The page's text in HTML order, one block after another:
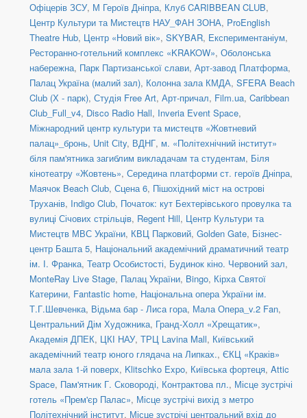
Офіцерів ЗСУ, М Героїв Дніпра, Клуб CARIBBEAN CLUB,
Центр Культури та Мистецтв НАУ_ФАН ЗОНА, ProEnglish
Theatre Hub, Центр «Новий вік», SKYBAR, Експериментаніум,
Ресторанно-готельний комплекс «KRAKOW», Оболонська
набережна, Парк Партизанської слави, Арт-завод Платформа,
Палац Україна (малий зал), Колонна зала КМДА, SFERA Beach
Club (Х - парк), Студія Free Art, Арт-причал, Film.ua, Caribbean
Club_Full_v4, Disco Radio Hall, Inveria Event Space,
Міжнародний центр культури та мистецтв «Жовтневий
палац»_бронь, Unit Сity, ВДНГ, м. «Політехнічний інститут»
біля пам'ятника загиблим викладачам та студентам, Біля
кінотеатру «Жовтень», Середина платформи ст. героїв Дніпра,
Маячок Beach Club, Сцена 6, Пішохідний міст на острові
Труханів, Indigo Club, Початок: кут Бехтерівського провулка та
вулиці Січових стрільців, Regent Hill, Центр Культури та
Мистецтв МВС України, КВЦ Парковий, Golden Gate, Бізнес-
центр Башта 5, Національний академічний драматичний театр
ім. І. Франка, Театр Особистості, Будинок кіно. Червоний зал,
MonteRay Live Stage, Палац України, Bingo, Кірха Святої
Катерини, Fantastic home, Національна опера України ім.
Т.Г.Шевченка, Відьма бар - Лиса гора, Мала Опера_v.2 Fan,
Центральний Дім Художника, Гранд-Холл «Хрещатик»,
Академія ДПЕК, ЦКІ НАУ, ТРЦ Lavina Mall, Київський
академічний театр юного глядача на Липках., ЄКЦ «Краків»
мала зала 1-й поверх, Klitschko Expo, Київська фортеця, Attic
Space, Пам'ятник Г. Сковороді, Контрактова пл., Місце зустрічі
готель «Прем'єр Палас», Місце зустрічі вихід з метро
Політехнічний інститут, Місце зустрічі центральний вхід до